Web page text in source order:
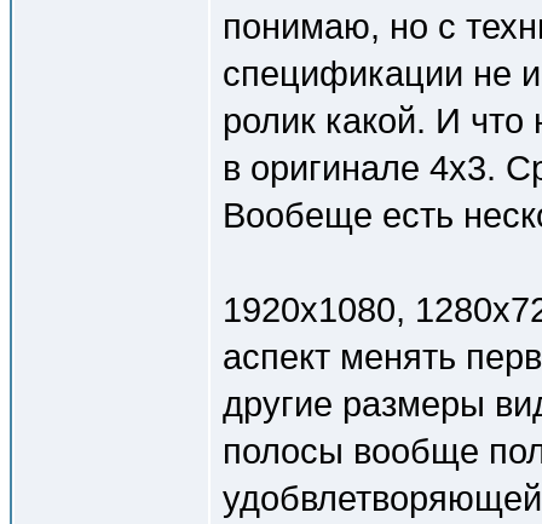
понимаю, но с
спецификации не
ролик какой. И
в оригинале 4x3.
Вообеще есть
1920x1080,
аспект менять
другие размеры
полосы вообще